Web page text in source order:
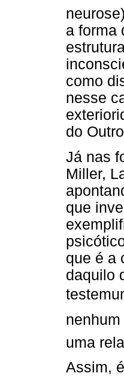
a forma
como
nesse
do
Já nas
Miller,
que
que é a
daquilo
uma
Assim,